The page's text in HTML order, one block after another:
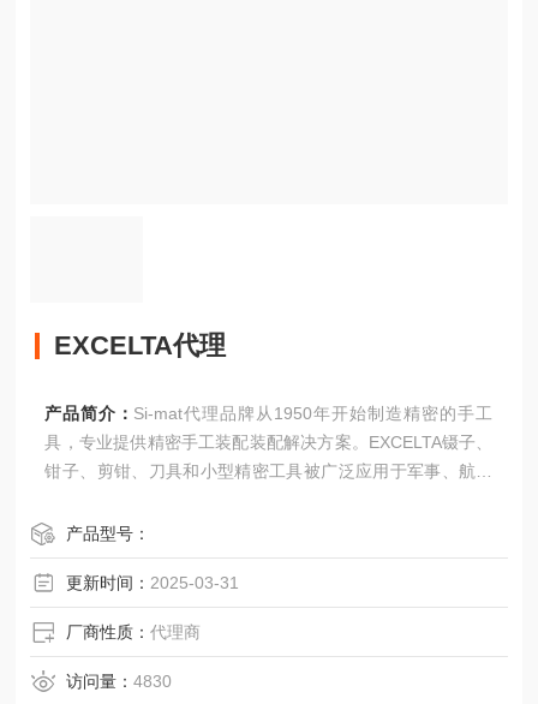
EXCELTA代理
产品简介： Si-mat代理品牌从1950年开始制造精密的手工
具，专业提供精密手工装配装配解决方案。EXCELTA镊子、
钳子、剪钳、刀具和小型精密工具被广泛应用于军事、航天
修行业。
EXCELTA代理
产品型号：
更新时间： 2025-03-31
厂商性质：代理商
访问量：4830